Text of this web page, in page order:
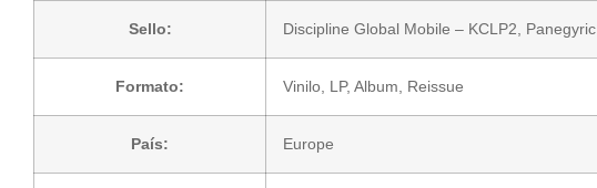
Sello: Discipline Global Mobile – KCLP2, Panegyric
Formato: Vinilo , LP, Album, Reissue
País: Europe